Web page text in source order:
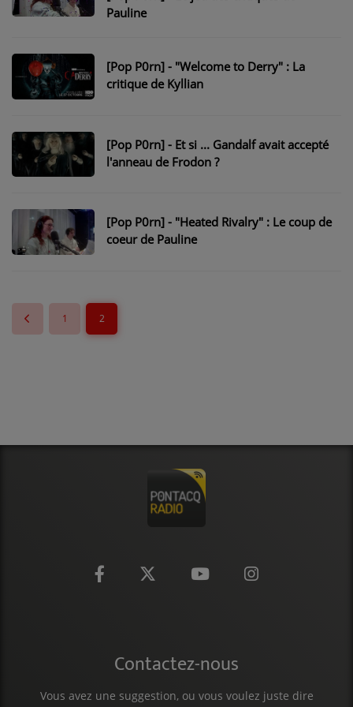
Pauline
[Pop P0rn] - "Welcome to Derry" : La
critique de Kyllian
[Pop P0rn] - Et si ... Gandalf avait accepté
l'anneau de Frodon ?
[Pop P0rn] - "Heated Rivalry" : Le coup de
coeur de Pauline
1 2
Contactez-nous
Vous avez une suggestion, ou vous voulez juste dire